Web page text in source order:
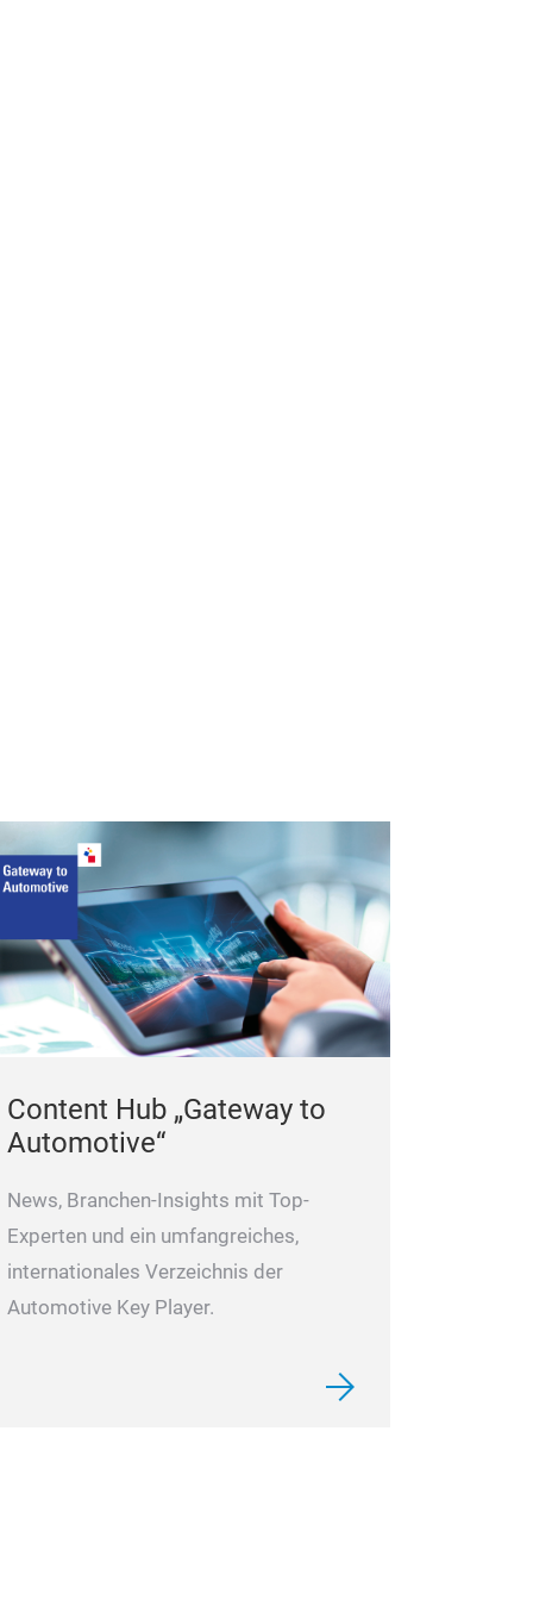
Content Hub „Gateway to
Automotive“
News, Branchen-Insights mit Top-
Experten und ein umfangreiches,
internationales Verzeichnis der
Automotive Key Player.